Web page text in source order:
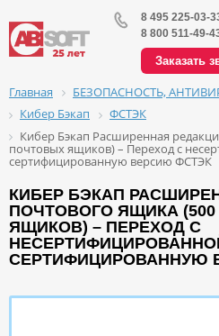
8 495 225-03-
8 800 511-49-
Заказать
Главная БЕЗОПАСНОСТЬ,
Кибер Бэкап
ФСТЭК
Кибер Бэкап Расширенная
почтовых ящиков) – Переход с
сертифицированную версию ФСТЭК
КИБЕР БЭКАП
ПОЧТОВОГО ЯЩИКА
ЯЩИКОВ) – ПЕРЕХОД С
СЕРТИФИЦИРОВАННУЮ